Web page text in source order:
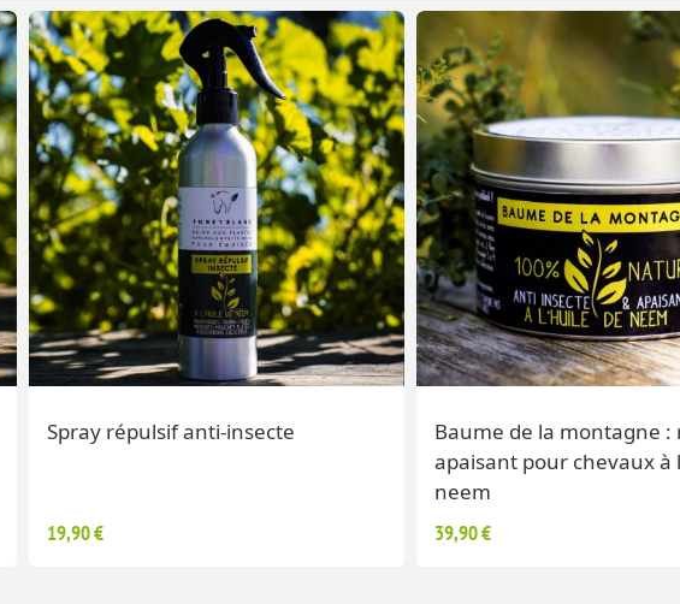
Spray répulsif anti-insecte
19,90 €
Baume de la montagne :
apaisant pour chevaux à
neem
39,90 €